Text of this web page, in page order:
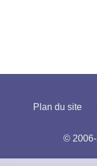
Plan du site
© 2006-